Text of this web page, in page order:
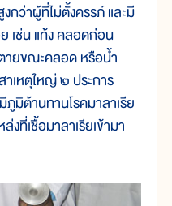
าผู้ที่ไม่ตั้งครรภ์ และมี
เช่น แท้ง คลอดก่อน
ายขณะคลอด หรือน้ำ
เหตุใหญ่ ๒ ประการ
มิต้านทานโรคมาลาเรีย
งที่เชื้อมาลาเรียเข้ามา